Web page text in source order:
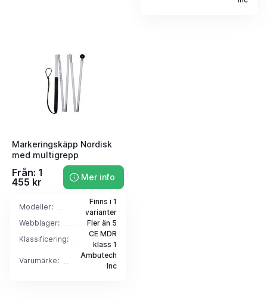
Markeringskäpp Nordisk
med multigrepp
Från: 1
455 kr
Mer info
Modeller:
Finns i 1
varianter
Webblager:
Fler än 5
Klassificering:
CE MDR
klass 1
Varumärke:
Ambutech
Inc